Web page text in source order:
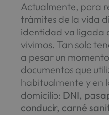
Actualmente, para
trámites de la vida
identidad va ligada
vivimos. Tan solo
a pesar un
documentos que
habitualmente y en
domicilio: DNI,
conducir, carné